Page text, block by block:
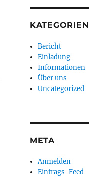
KATEGORIEN
Bericht
Einladung
Informationen
Über uns
Uncategorized
META
Anmelden
Eintrags-Feed